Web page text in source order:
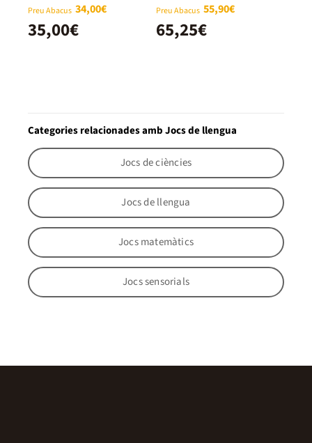
Preu Abacus 34,00€
35,00€
Preu Abacus 55,90€
65,25€
Categories relacionades amb Jocs de llengua
Jocs de ciències
Jocs de llengua
Jocs matemàtics
Jocs sensorials